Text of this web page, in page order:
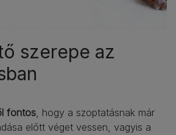
szerepe az
fontos, hogy a szoptatásnak már
előtt véget vessen, vagyis a